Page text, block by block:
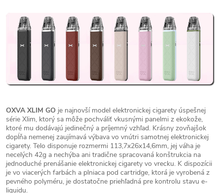
OXVA XLIM GO je najnovší model elektronickej cigarety úspešnej
série Xlim, ktorý sa môže pochváliť vkusnými panelmi z ekokože,
ktoré mu dodávajú jedinečný a príjemný vzhľad. Krásny zovňajšok
dopĺňa nemenej zaujímavá výbava vo vnútri samotnej elektronickej
cigarety. Telo disponuje rozmermi 113,7x26x14,6mm, jej váha je
necelých 42g a nechýba ani tradične spracovaná konštrukcia na
jednoduché prenášanie elektronickej cigarety vo vrecku. K dispozícii
je vo viacerých farbách a plniaca pod cartridge, ktorá je vyrobená z
pevného polyméru, je dostatočne priehľadná pre kontrolu stavu e-
liquidu.